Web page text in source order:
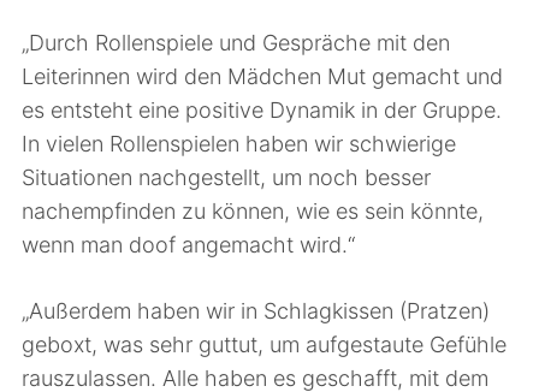
„Durch Rollenspiele und Gespräche mit den
Leiterinnen wird den Mädchen Mut gemacht und
es entsteht eine positive Dynamik in der Gruppe.
In vielen Rollenspielen haben wir schwierige
Situationen nachgestellt, um noch besser
nachempfinden zu können, wie es sein könnte,
wenn man doof angemacht wird.“
„Außerdem haben wir in Schlagkissen (Pratzen)
geboxt, was sehr guttut, um aufgestaute Gefühle
rauszulassen. Alle haben es geschafft, mit dem